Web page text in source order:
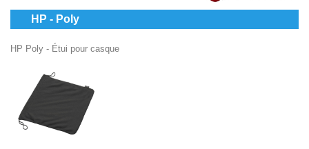
HP - Poly
HP Poly - Étui pour casque